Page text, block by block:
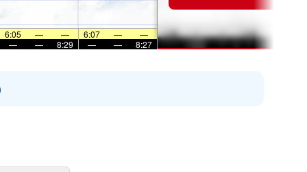
6:05 — — 6:07 —
—
— — 8:29 — — 8:27